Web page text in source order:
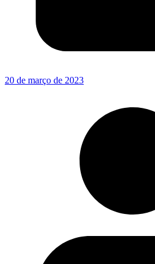
20 de março de 2023